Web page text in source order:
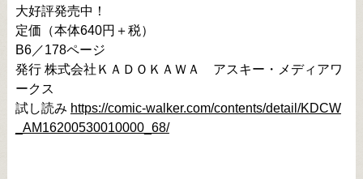
大好評発売中！
定価（本体640円＋税）
B6／178ページ
発行 株式会社ＫＡＤＯＫＡＷＡ　アスキー・メディアワ
ークス
試し読み https://comic-walker.com/contents/detail/KDCW
_AM16200530010000_68/